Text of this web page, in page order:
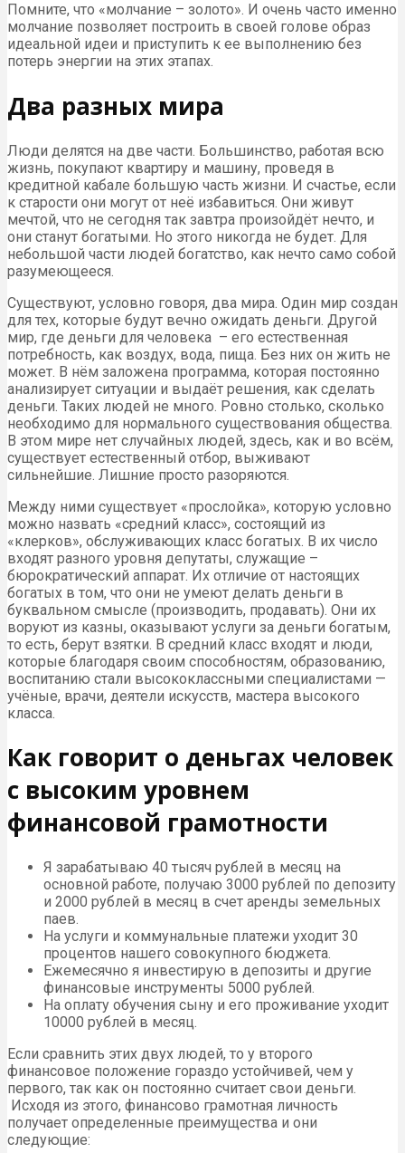
Помните, что «молчание – золото». И очень часто именно
молчание позволяет построить в своей голове образ
идеальной идеи и приступить к ее выполнению без
потерь энергии на этих этапах.
Два разных мира
Люди делятся на две части. Большинство, работая всю
жизнь, покупают квартиру и машину, проведя в
кредитной кабале большую часть жизни. И счастье, если
к старости они могут от неё избавиться. Они живут
мечтой, что не сегодня так завтра произойдёт нечто, и
они станут богатыми. Но этого никогда не будет. Для
небольшой части людей богатство, как нечто само собой
разумеющееся.
Существуют, условно говоря, два мира. Один мир создан
для тех, которые будут вечно ожидать деньги. Другой
мир, где деньги для человека – его естественная
потребность, как воздух, вода, пища. Без них он жить не
может. В нём заложена программа, которая постоянно
анализирует ситуации и выдаёт решения, как сделать
деньги. Таких людей не много. Ровно столько, сколько
необходимо для нормального существования общества.
В этом мире нет случайных людей, здесь, как и во всём,
существует естественный отбор, выживают
сильнейшие. Лишние просто разоряются.
Между ними существует «прослойка», которую условно
можно назвать «средний класс», состоящий из
«клерков», обслуживающих класс богатых. В их число
входят разного уровня депутаты, служащие –
бюрократический аппарат. Их отличие от настоящих
богатых в том, что они не умеют делать деньги в
буквальном смысле (производить, продавать). Они их
воруют из казны, оказывают услуги за деньги богатым,
то есть, берут взятки. В средний класс входят и люди,
которые благодаря своим способностям, образованию,
воспитанию стали высококлассными специалистами —
учёные, врачи, деятели искусств, мастера высокого
класса.
Как говорит о деньгах человек
с высоким уровнем
финансовой грамотности
Я зарабатываю 40 тысяч рублей в месяц на
основной работе, получаю 3000 рублей по депозиту
и 2000 рублей в месяц в счет аренды земельных
паев.
На услуги и коммунальные платежи уходит 30
процентов нашего совокупного бюджета.
Ежемесячно я инвестирую в депозиты и другие
финансовые инструменты 5000 рублей.
На оплату обучения сыну и его проживание уходит
10000 рублей в месяц.
Если сравнить этих двух людей, то у второго
финансовое положение гораздо устойчивей, чем у
первого, так как он постоянно считает свои деньги.
Исходя из этого, финансово грамотная личность
получает определенные преимущества и они
следующие: